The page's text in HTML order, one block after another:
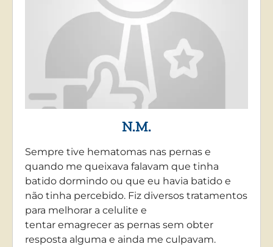
N.M.
Sempre tive hematomas nas pernas e
quando me queixava falavam que tinha
batido dormindo ou que eu havia batido e
não tinha percebido. Fiz diversos tratamentos
para melhorar a celulite e
tentar emagrecer as pernas sem obter
resposta alguma e ainda me culpavam.